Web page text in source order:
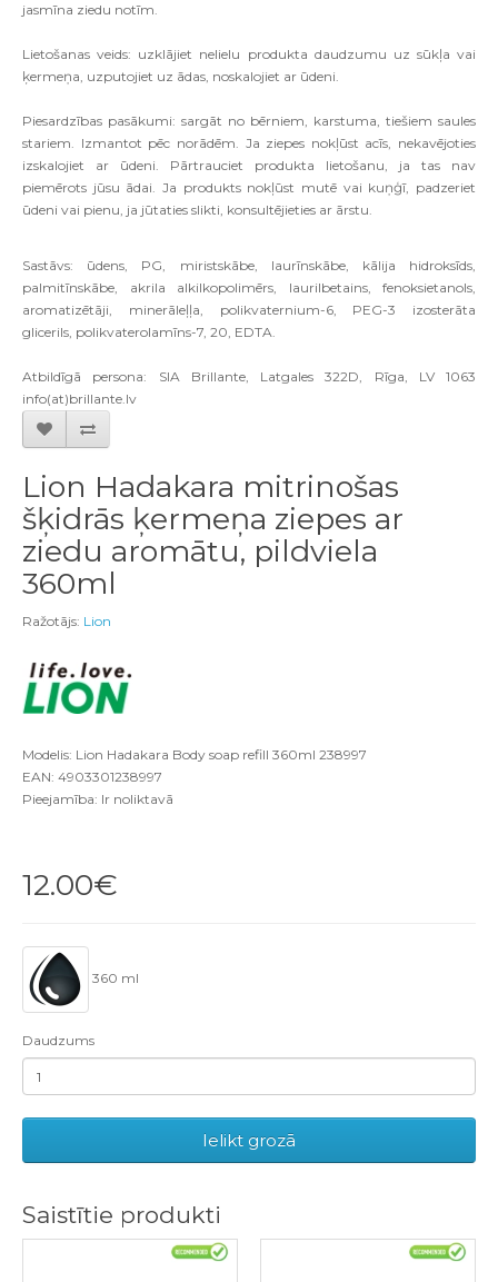
jasmīna ziedu notīm.
Lietošanas veids: uzklājiet nelielu produkta daudzumu uz sūkļa vai
ķermeņa, uzputojiet uz ādas, noskalojiet ar ūdeni.
Piesardzības pasākumi: sargāt no bērniem, karstuma, tiešiem saules
stariem. Izmantot pēc norādēm. Ja ziepes nokļūst acīs, nekavējoties
izskalojiet ar ūdeni. Pārtrauciet produkta lietošanu, ja tas nav
piemērots jūsu ādai. Ja produkts nokļūst mutē vai kuņģī, padzeriet
ūdeni vai pienu, ja jūtaties slikti, konsultējieties ar ārstu.
Sastāvs: ūdens, PG, miristskābe, laurīnskābe, kālija hidroksīds,
palmitīnskābe, akrila alkilkopolimērs, laurilbetains, fenoksietanols,
aromatizētāji, minerāleļļa, polikvaternium-6, PEG-3 izosterāta
glicerils, polikvaterolamīns-7, 20, EDTA.
Atbildīgā persona: SIA Brillante, Latgales 322D, Rīga, LV 1063
info(at)brillante.lv
Lion Hadakara mitrinošas
šķidrās ķermeņa ziepes ar
ziedu aromātu, pildviela
360ml
Ražotājs: Lion
Modelis: Lion Hadakara Body soap refill 360ml 238997
EAN: 4903301238997
Pieejamība: Ir noliktavā
12.00€
360 ml
Daudzums
Ielikt grozā
Saistītie produkti